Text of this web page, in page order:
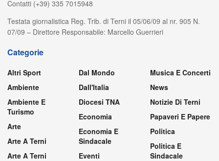
Contatti (+39) 335 7015948
Testata giornalistica Reg. Trib. di Terni il 05/06/09 al nr. 905 N.
07/09 – Direttore Responsabile: Marcello Guerrieri
Categorie
Altri Sport
Ambiente
Ambiente E
Turismo
Arte
Arte A Terni
Arte A Terni
Dal Mondo
Dall'Italia
Diocesi TNA
Economia
Economia E
Sindacale
Eventi
Musica E Concerti
News
Notizie Di Terni
Papaveri E Papere
Politica
Politica E
Sindacale